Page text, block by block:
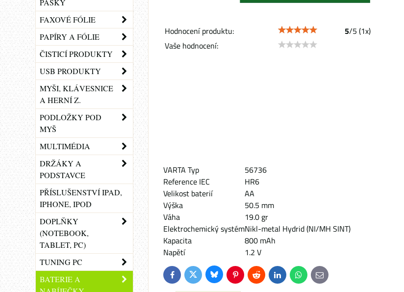
Hodnocení produktu: 5/5 (1x)
Vaše hodnocení:
VARTA Typ
56736
Reference IEC
HR6
Velikost baterií
AA
Výška
50.5 mm
Váha
19.0 gr
Elektrochemický systémNikl-metal Hydrid (NI/MH SINT)
Kapacita
800 mAh
Napětí
1.2 V
FacebookTwitterBlueskyPinterestReddit LinkedInWhatsApp
E-
mail
PÁSKY
FAXOVÉ FÓLIE
PAPÍRY A FÓLIE
ČISTICÍ PRODUKTY
USB PRODUKTY
MYŠI, KLÁVESNICE
A HERNÍ Z.
PODLOŽKY POD
MYŠ
MULTIMÉDIA
DRŽÁKY A
PODSTAVCE
PŘÍSLUŠENSTVÍ IPAD,
IPHONE, IPOD
DOPLŇKY
(NOTEBOOK,
TABLET, PC)
TUNING PC
BATERIE A